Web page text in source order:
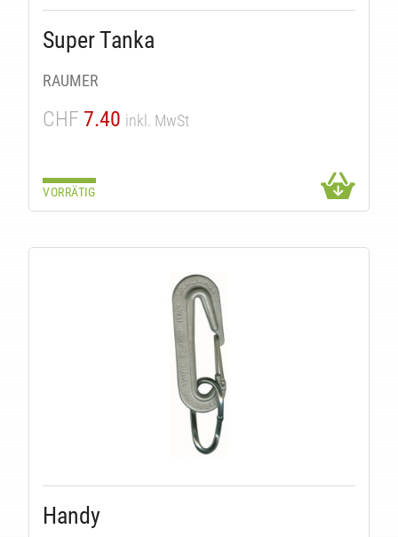
Super Tanka
RAUMER
CHF 7.40 inkl. MwSt
VORRÄTIG
Handy